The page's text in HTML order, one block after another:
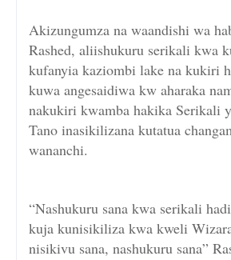
Akizungumza na waandishi wa
Rashed, aliishukuru serikali kwa
kufanyia kaziombi lake na kukiri
kuwa angesaidiwa kw aharaka
nakukiri kwamba hakika Serikali
Tano inasikilizana kutatua
wananchi.
“Nashukuru sana kwa serikali
kuja kunisikiliza kwa kweli
nisikivu sana, nashukuru sana”